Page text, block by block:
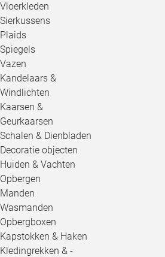
Vloerkleden
Sierkussens
Plaids
Spiegels
Vazen
Kandelaars &
Windlichten
Kaarsen &
Geurkaarsen
Schalen & Dienbladen
Decoratie objecten
Huiden & Vachten
Opbergen
Manden
Wasmanden
Opbergboxen
Kapstokken & Haken
Kledingrekken & -